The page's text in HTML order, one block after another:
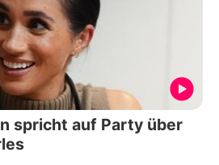
spricht auf Party über